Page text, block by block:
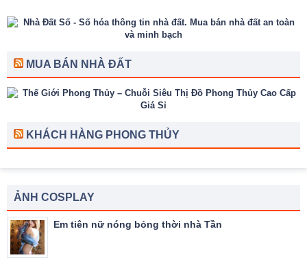
MUA BÁN NHÀ ĐẤT
KHÁCH HÀNG PHONG THỦY
ẢNH COSPLAY
Em tiên nữ nóng bỏng thời nhà Tần